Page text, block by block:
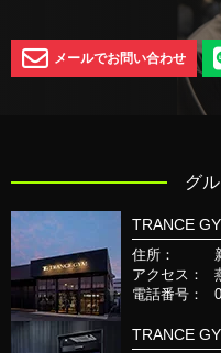
メールでお問い合わせ
グ
TRANCE
住所：
アクセス：
電話番号：
TRANCE